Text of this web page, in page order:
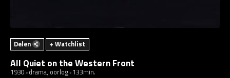
Delen + Watchlist
All Quiet on the Western Front
1930 drama, oorlog 133min.